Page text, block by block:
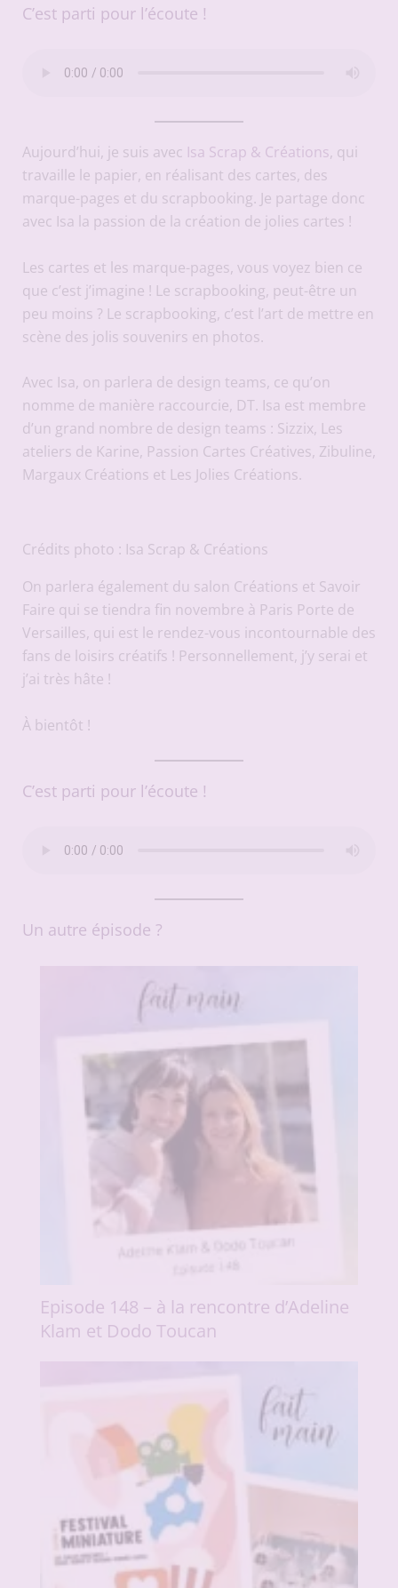
C’est parti pour l’écoute !
Aujourd’hui, je suis avec Isa Scrap & Créations, qui
travaille le papier, en réalisant des cartes, des
marque-pages et du scrapbooking. Je partage donc
avec Isa la passion de la création de jolies cartes !
Les cartes et les marque-pages, vous voyez bien ce
que c’est j’imagine ! Le scrapbooking, peut-être un
peu moins ? Le scrapbooking, c’est l’art de mettre en
scène des jolis souvenirs en photos.
Avec Isa, on parlera de design teams, ce qu’on
nomme de manière raccourcie, DT. Isa est membre
d’un grand nombre de design teams : Sizzix, Les
ateliers de Karine, Passion Cartes Créatives, Zibuline,
Margaux Créations et Les Jolies Créations.
Crédits photo : Isa Scrap & Créations
On parlera également du salon Créations et Savoir
Faire qui se tiendra fin novembre à Paris Porte de
Versailles, qui est le rendez-vous incontournable des
fans de loisirs créatifs ! Personnellement, j’y serai et
j’ai très hâte !
À bientôt !
C’est parti pour l’écoute !
Un autre épisode ?
Episode 148 – à la rencontre d’Adeline
Klam et Dodo Toucan